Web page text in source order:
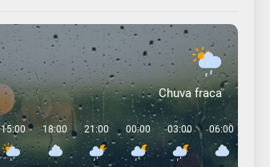
Chuva fraca
15:00 18:00 21:00 00:00 03:00 06:00